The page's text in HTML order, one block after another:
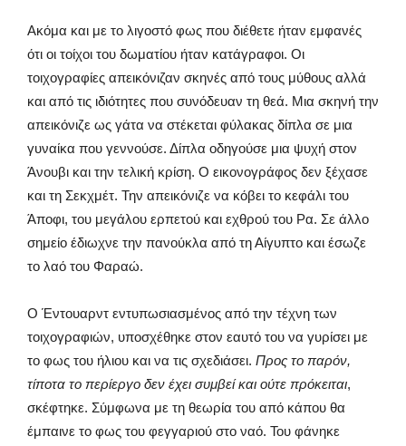
Ακόμα και με το λιγοστό φως που διέθετε ήταν εμφανές
ότι οι τοίχοι του δωματίου ήταν κατάγραφοι. Οι
τοιχογραφίες απεικόνιζαν σκηνές από τους μύθους αλλά
και από τις ιδιότητες που συνόδευαν τη θεά. Μια σκηνή την
απεικόνιζε ως γάτα να στέκεται φύλακας δίπλα σε μια
γυναίκα που γεννούσε. Δίπλα οδηγούσε μια ψυχή στον
Άνουβι και την τελική κρίση. Ο εικονογράφος δεν ξέχασε
και τη Σεκχμέτ. Την απεικόνιζε να κόβει το κεφάλι του
Άποφι, του μεγάλου ερπετού και εχθρού του Ρα. Σε άλλο
σημείο έδιωχνε την πανούκλα από τη Αίγυπτο και έσωζε
το λαό του Φαραώ.
Ο Έντουαρντ εντυπωσιασμένος από την τέχνη των
τοιχογραφιών, υποσχέθηκε στον εαυτό του να γυρίσει με
το φως του ήλιου και να τις σχεδιάσει. Προς το παρόν,
τίποτα το περίεργο δεν έχει συμβεί και ούτε πρόκειται,
σκέφτηκε. Σύμφωνα με τη θεωρία του από κάπου θα
έμπαινε το φως του φεγγαριού στο ναό. Του φάνηκε